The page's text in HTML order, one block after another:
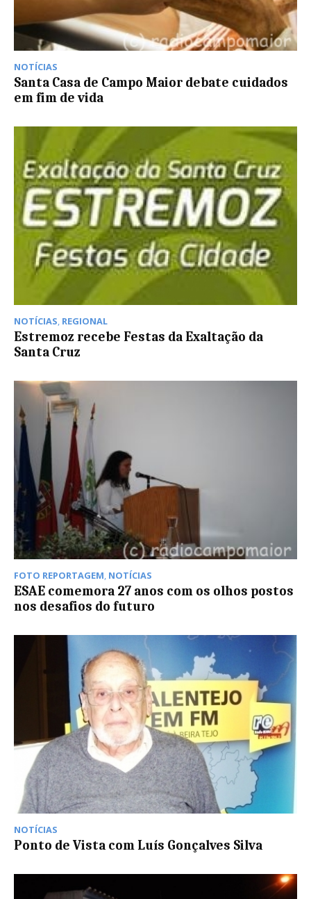
NOTÍCIAS
Santa Casa de Campo Maior debate cuidados
em fim de vida
NOTÍCIAS REGIONAL
Estremoz recebe Festas da Exaltação da
Santa Cruz
FOTO REPORTAGEM NOTÍCIAS
ESAE comemora 27 anos com os olhos postos
nos desafios do futuro
NOTÍCIAS
Ponto de Vista com Luís Gonçalves Silva